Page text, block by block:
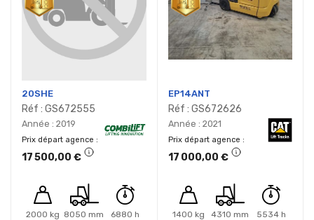
20SHE
Réf : GS672555
Année : 2019
Prix départ agence
17 500,00 €
2000 kg 8050 mm 6880 h
EP14ANT
Réf : GS672626
Année : 2021
Prix départ agence
17 000,00 €
1400 kg 4310 mm 5534 h